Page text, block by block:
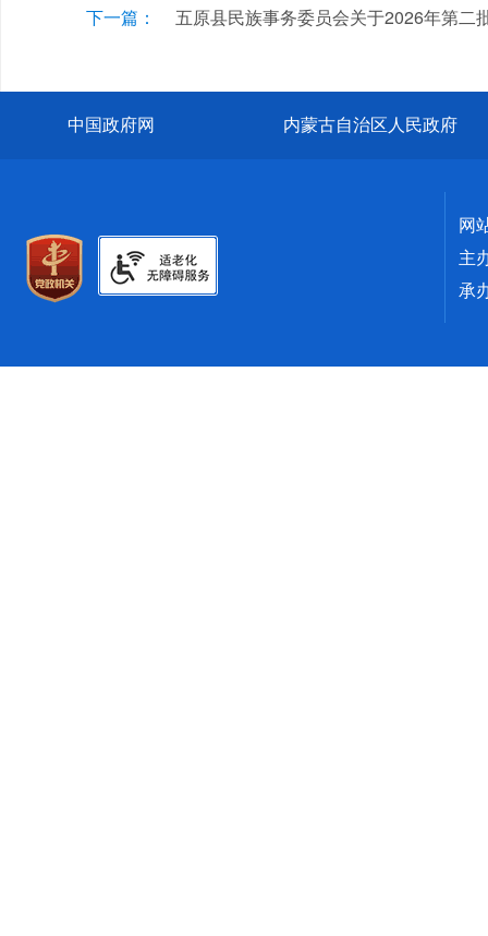
下一篇： 五原县民族事务委员会关于2026年第二
中国政府网 内蒙古自治区人民政府
网
主
承